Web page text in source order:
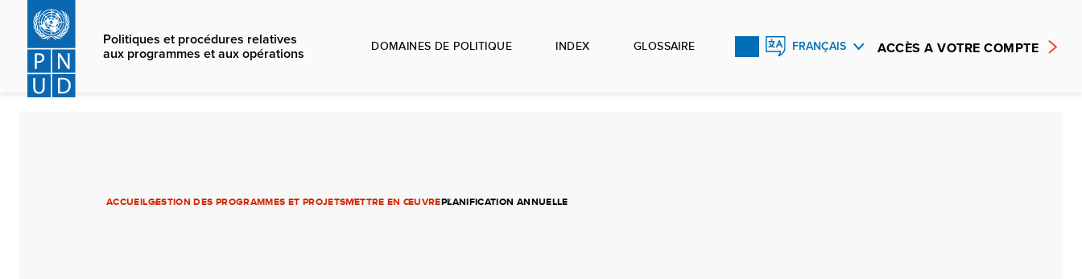
main
content
Politiques et procédures relatives
aux programmes et aux opérations
DOMAINES DE POLITIQUE INDEX GLOSSAIRE FRANÇAIS ACCÈS A VOTRE COMPTE
ACCUEILGESTION DES PROGRAMMES ET PROJETSMETTRE EN ŒUVREPLANIFICATION ANNUELLE